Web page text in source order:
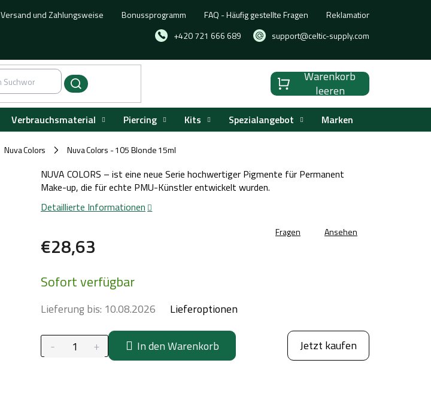
+420 721 666 689 support@celtic-supply.com
Versand und Zahlungsweise Bonussprogramm FAQ - Häufig gestellte Fragen Reklamation, Umtausch
Warenkorb
Warenkorb
leeren
Verbrauchsmaterial Piercing Kits Spezialangebot Marken
Nuva Colors / Nuva Colors - 105 Blonde 15ml
€28,63
Sofort verfügbar
Lieferung bis: 10.08.2026 Lieferoptionen
In den Warenkorb Jetzt kaufen
NUVA COLORS – ist eine neue Serie hochwertiger Pigmente für Permanent
Make-up, die für echte PMU-Künstler entwickelt wurden.
Detaillierte Informationen
Fragen Ansehen